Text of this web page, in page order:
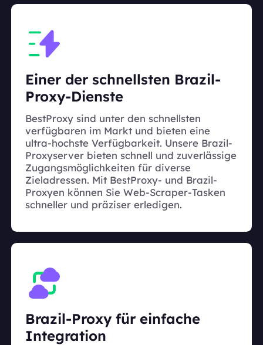
Einer der schnellsten Brazil-
Proxy-Dienste
BestProxy sind unter den schnellsten
verfügbaren im Markt und bieten eine
ultra-hochste Verfügbarkeit. Unsere Brazil-
Proxyserver bieten schnell und zuverlässige
Zugangsmöglichkeiten für diverse
Zieladressen. Mit BestProxy- und Brazil-
Proxyen können Sie Web-Scraper-Tasken
schneller und präziser erledigen.
Brazil-Proxy für einfache
Integration